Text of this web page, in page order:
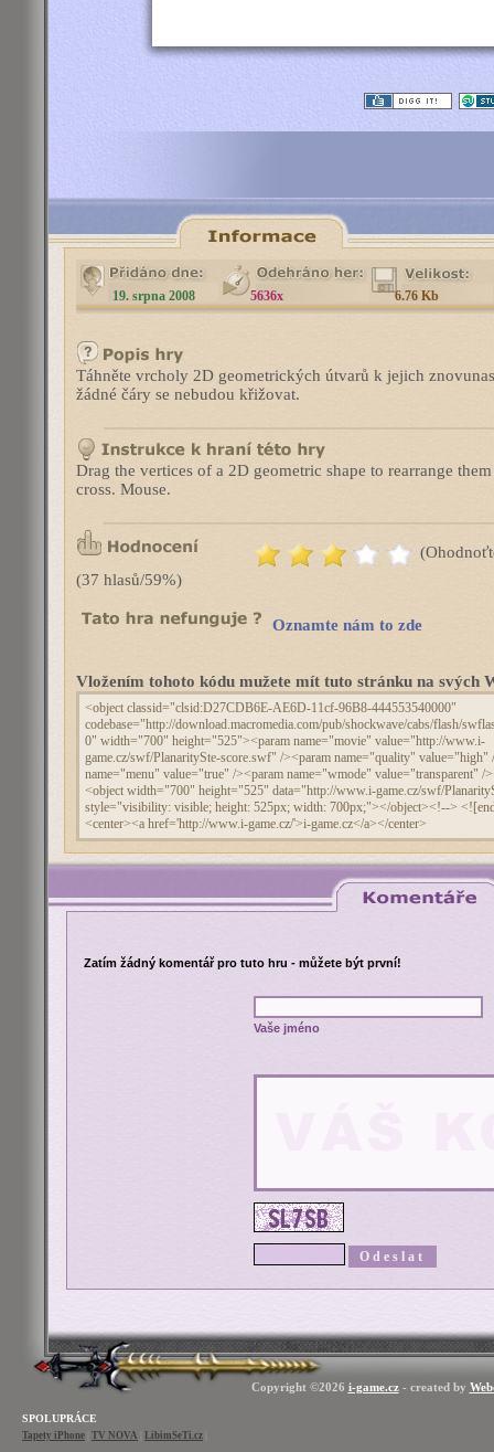
19. srpna 2008 5636x 6.76 Kb
Táhněte vrcholy 2D geometrických útvarů k jejich
žádné čáry se nebudou křižovat.
Drag the vertices of a 2D geometric shape to rearrange
cross. Mouse.
(37 hlasů/59%)
Oznamte nám to zde
Vložením tohoto kódu mužete mít tuto stránku na svých
Zatím žádný komentář pro tuto hru - můžete být první!
Vaše jméno
Copyright ©2026 i-game.cz- created by
SPOLUPRÁCE
Tapety iPhone TV NOVA LibimSeTi.cz